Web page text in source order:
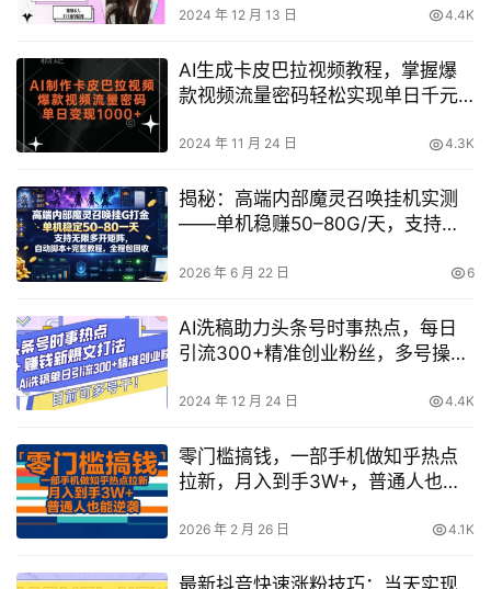
2024 年 12 月 13 日 4.4K
AI生成卡皮巴拉视频教程，掌握爆
款视频流量密码轻松实现单日千元
2024 年 11 月 24 日 4.3K
揭秘：高端内部魔灵召唤挂机实测
——单机稳赚50–80G/天，支持无
教程
2026 年 6 月 22 日 6
AI洗稿助力头条号时事热点，每日
引流300+精准创业粉丝，多号操作
2024 年 12 月 24 日 4.4K
零门槛搞钱，一部手机做知乎热点
拉新，月入到手3W+，普通人也能
2026 年 2 月 26 日 4.1K